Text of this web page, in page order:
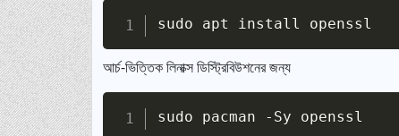
আর্চ-ভিত্তিক লিনাক্স ডিস্ট্রিবিউশনের জন্য